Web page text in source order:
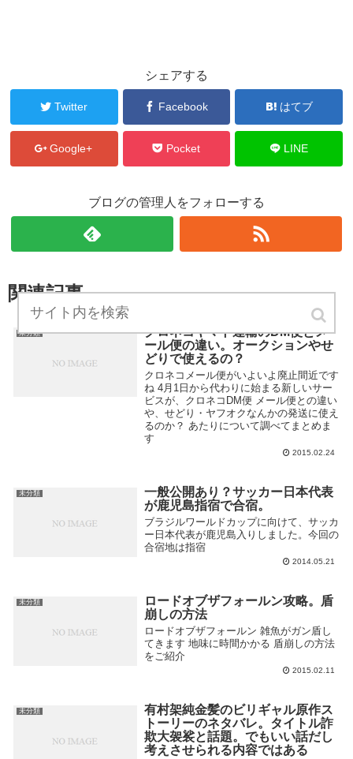
シェアする
Twitter Facebook はてブ
Google+ Pocket LINE
ブログの管理人をフォローする
関連記事
未分類
クロネコヤマト運輸のDM便とメ
ール便の違い。オークションやせ
どりで使えるの？
クロネコメール便がいよいよ廃止間近です
ね 4月1日から代わりに始まる新しいサー
ビスが、クロネコDM便 メール便との違い
や、せどり・ヤフオクなんかの発送に使え
るのか？ あたりについて調べてまとめま
す
2015.02.24
未分類
一般公開あり？サッカー日本代表
が鹿児島指宿で合宿。
ブラジルワールドカップに向けて、サッカ
ー日本代表が鹿児島入りしました。今回の
合宿地は指宿
2014.05.21
未分類
ロードオブザフォールン攻略。盾
崩しの方法
ロードオブザフォールン 雑魚がガン盾し
てきます 地味に時間かかる 盾崩しの方法
をご紹介
2015.02.11
未分類
有村架純金髪のビリギャル原作ス
トーリーのネタバレ。タイトル詐
欺大袈裟と話題。でもいい話だし
考えさせられる内容ではある